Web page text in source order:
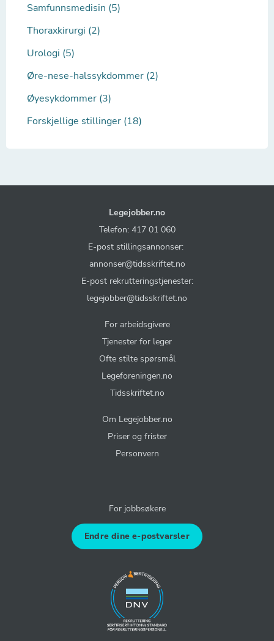
Samfunnsmedisin (5)
Thoraxkirurgi (2)
Urologi (5)
Øre-nese-halssykdommer (2)
Øyesykdommer (3)
Forskjellige stillinger (18)
Legejobber.no
Telefon: 417 01 060
E-post stillingsannonser:
annonser@tidsskriftet.no
E-post rekrutteringstjenester:
legejobber@tidsskriftet.no
For arbeidsgivere
Tjenester for leger
Ofte stilte spørsmål
Legeforeningen.no
Tidsskriftet.no
Om Legejobber.no
Priser og frister
Personvern
For jobbsøkere
Endre dine e-postvarsler